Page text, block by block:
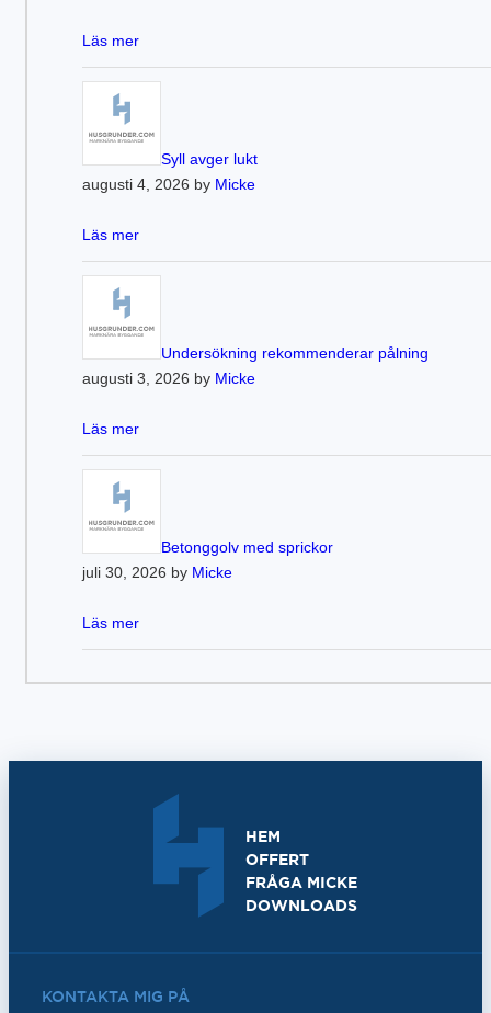
Läs mer
Syll avger lukt
augusti 4, 2026 by Micke
Läs mer
Undersökning rekommenderar pålning
augusti 3, 2026 by Micke
Läs mer
Betonggolv med sprickor
juli 30, 2026 by Micke
Läs mer
HEM
OFFERT
FRÅGA MICKE
DOWNLOADS
KONTAKTA MIG PÅ